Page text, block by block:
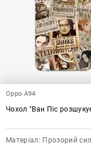
Oppo A94
Чохол "Ван Піс
Матеріал: Прозорий